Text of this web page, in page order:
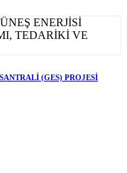
(GES) PROJESİ